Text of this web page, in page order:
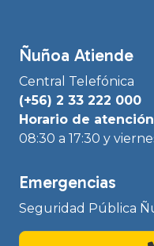
Ñuñoa Atiende
Central Telefónica
(+56) 2 33 222 000
Horario de
08:30 a 17:30 y
Emergencias
Seguridad Pública